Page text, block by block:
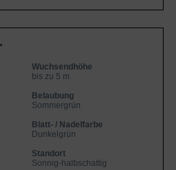
Wuchsendhöhe
bis zu 5 m
Belaubung
Sommergrün
Blatt- / Nadelfarbe
Dunkelgrün
Standort
Sonnig-halbschattig